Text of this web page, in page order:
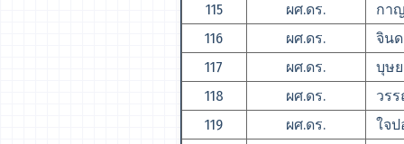
115
ผศ.ดร.
กา
116
ผศ.ดร.
จิน
117
ผศ.ดร.
บุษ
118
ผศ.ดร.
วร
119
ผศ.ดร.
ใจ